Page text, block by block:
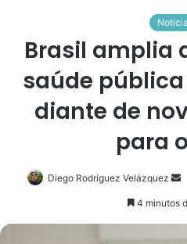
Brasil amplia
saúde
diante de
para
Diego Rodríguez Velázquez
4 minutos